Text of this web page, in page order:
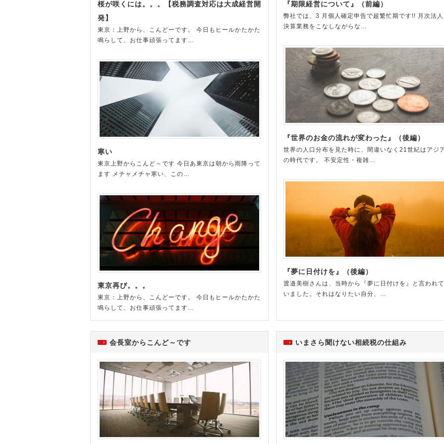
桜が咲くには。。。【税務調査対応は大成経営開
発】
東京：上野から、こんどーです。 今日もヒールかたかた
鳴らして、お仕事頑張ってます…
寒い
東京上野からこんど～です 今日あ東京は朝から雨降って
ます メチャメチャ寒い、この…
東京再び。。。
東京：上野から、こんどーです。 今日もヒールかたかた
鳴らして、お仕事頑張ってます…
『期限経営について』（前編）
弊社では、3 月個人確定申告で超繁忙期です!! 月次法人
決算業務をこなしながらな…
『世界のお金の流れが変わった』（後編）
世界の人口分布を見た時に、間違いなく21世紀はアジ
の時代です。 不安定性・複雑…
『夢に日付けを』（後編）
渡邉美樹さんは、当時から『夢に日付けを』と言われて
いました。それはなりたい自分、…
会長室からこんど～です いまさら聞けない相続税の仕組み